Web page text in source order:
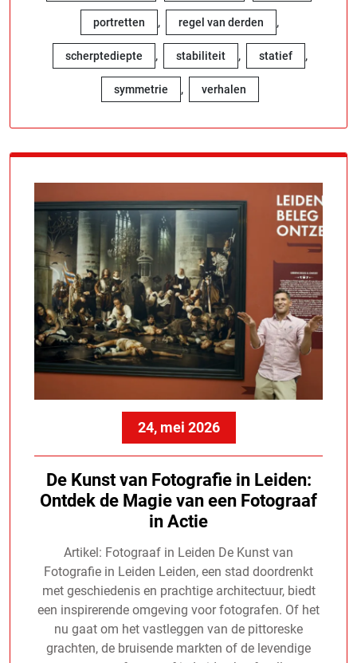
portretten , regel van derden ,
scherptediepte , stabiliteit , statief ,
symmetrie , verhalen
24, mei 2026
De Kunst van Fotografie in Leiden:
Ontdek de Magie van een Fotograaf
in Actie
Artikel: Fotograaf in Leiden De Kunst van
Fotografie in Leiden Leiden, een stad doordrenkt
met geschiedenis en prachtige architectuur, biedt
een inspirerende omgeving voor fotografen. Of het
nu gaat om het vastleggen van de pittoreske
grachten, de bruisende markten of de levendige